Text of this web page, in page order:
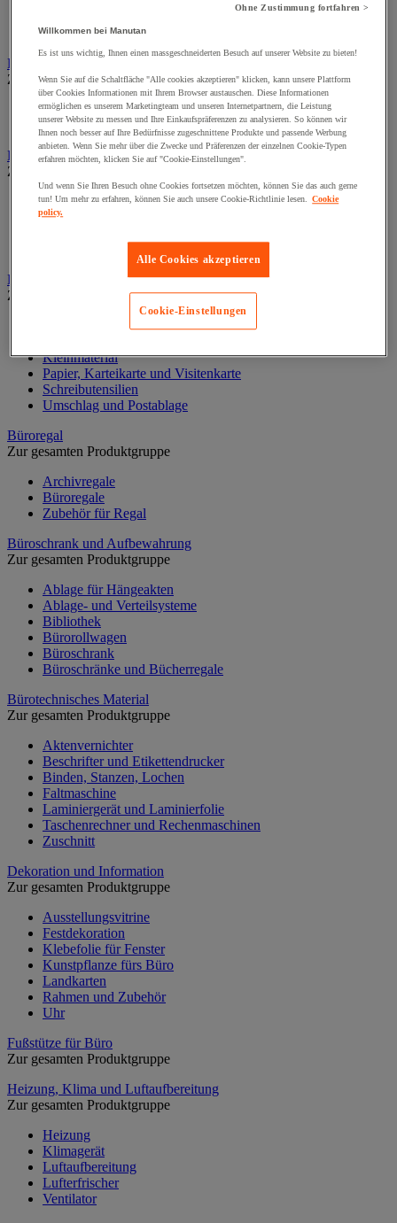
Wand-Display
Beschilderung
Zur gesamten Produktgruppe
Halter für Türschild und Hinweisschild
Hinweisschild auf Befestigungspaltte
Bodenmatten für Büro- und Gemeinschaftsräume
Zur gesamten Produktgruppe
Anti-Ermüdungsmatte für Büroräume
Bodenschutzmatte
Büromaterial und Büromöbel
Zur gesamten Produktgruppe
Heft, Block und Post-it®
Kleinmaterial
Papier, Karteikarte und Visitenkarte
Schreibutensilien
Umschlag und Postablage
Büroregal
Zur gesamten Produktgruppe
Archivregale
Büroregale
Zubehör für Regal
Büroschrank und Aufbewahrung
Zur gesamten Produktgruppe
Ablage für Hängeakten
Ablage- und Verteilsysteme
Bibliothek
Bürorollwagen
Büroschrank
Büroschränke und Bücherregale
Bürotechnisches Material
Zur gesamten Produktgruppe
Aktenvernichter
Beschrifter und Etikettendrucker
Binden, Stanzen, Lochen
Faltmaschine
Laminiergerät und Laminierfolie
Taschenrechner und Rechenmaschinen
Zuschnitt
Dekoration und Information
Zur gesamten Produktgruppe
Ausstellungsvitrine
Festdekoration
Klebefolie für Fenster
Kunstpflanze fürs Büro
Landkarten
Rahmen und Zubehör
Uhr
Fußstütze für Büro
Zur gesamten Produktgruppe
Heizung, Klima und Luftaufbereitung
Zur gesamten Produktgruppe
Heizung
Klimagerät
Luftaufbereitung
Lufterfrischer
Ventilator
Ohne Zustimmung fortfahren >
Willkommen bei Manutan
Es ist uns wichtig, Ihnen einen massgeschneiderten Besuch auf unserer Website zu bieten!
Wenn Sie auf die Schaltfläche "Alle cookies akzeptieren" klicken, kann unsere Plattform
über Cookies Informationen mit Ihrem Browser austauschen. Diese Informationen
ermöglichen es unserem Marketingteam und unseren Internetpartnern, die Leistung
unserer Website zu messen und Ihre Einkaufspräferenzen zu analysieren. So können wir
Ihnen noch besser auf Ihre Bedürfnisse zugeschnittene Produkte und passende Werbung
anbieten. Wenn Sie mehr über die Zwecke und Präferenzen der einzelnen Cookie-Typen
erfahren möchten, klicken Sie auf "Cookie-Einstellungen".
Und wenn Sie Ihren Besuch ohne Cookies fortsetzen möchten, können Sie das auch gerne
tun! Um mehr zu erfahren, können Sie auch unsere Cookie-Richtlinie lesen. Cookie
policy.
Alle Cookies akzeptieren
Cookie-Einstellungen